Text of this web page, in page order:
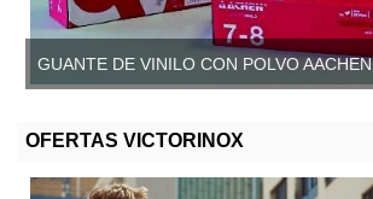
GUANTE DE VINILO CON POLVO AACHEN
GUANTE DE VINILO SIN POLVO, AACHEN
OFERTAS VICTORINOX